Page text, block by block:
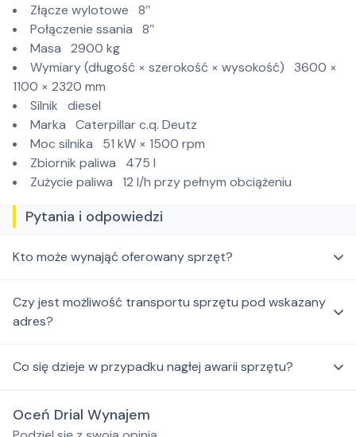
Złącze wylotowe 8″
Połączenie ssania 8″
Masa 2900 kg
Wymiary (długość × szerokość × wysokość) 3600 ×
1100 × 2320 mm
Silnik diesel
Marka Caterpillar c.q. Deutz
Moc silnika 51 kW × 1500 rpm
Zbiornik paliwa 475 l
Zużycie paliwa 12 l/h przy pełnym obciążeniu
Pytania i odpowiedzi
Kto może wynająć oferowany sprzęt?
Czy jest możliwość transportu sprzętu pod wskazany
adres?
Co się dzieje w przypadku nagłej awarii sprzętu?
Oceń Drial Wynajem